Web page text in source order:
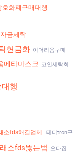
호화폐구매대행
금세탁
현금화 이더리움구매
메타마스크 코인세탁최
행
소fds해결업체 테더tron구
소fds뚫는법 오다집